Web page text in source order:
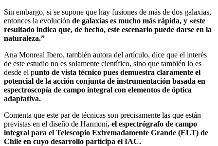
Sin embargo, si se supone que hay fusiones de más de dos galaxias,
entonces la evolución de galaxias es mucho más rápida, y «este
resultado indica que, de hecho, este escenario puede darse en la
naturaleza.”
Ana Monreal Ibero, también autora del artículo, dice que el interés
de este estudio no es solamente científico, sino que también lo es
desde el punto de vista técnico pues demuestra claramente el
potencial de la acción conjunta de instrumentación basada en
espectroscopía de campo integral con elementos de óptica
adaptativa.
Comenta que este par de técnicas son precisamente las que están
previstas en el diseño de Harmoni, el espectrógrafo de campo
integral para el Telescopio Extremadamente Grande (ELT) de
Chile en cuyo desarrollo participa el IAC.